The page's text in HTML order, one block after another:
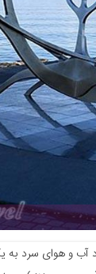
آب و هوای سرد به